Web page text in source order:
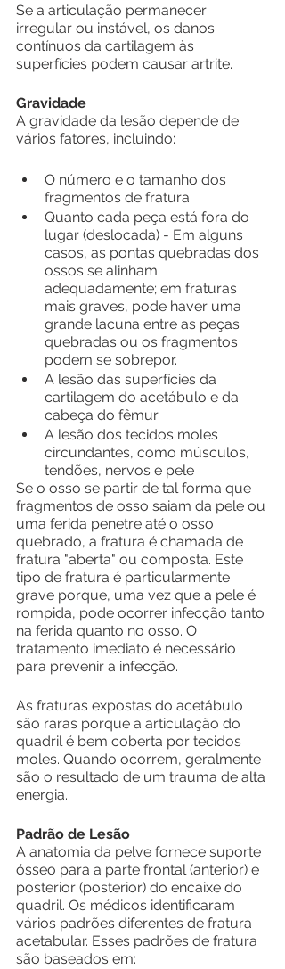
Se a articulação permanecer
irregular ou instável, os danos
contínuos da cartilagem às
superfícies podem causar artrite.
Gravidade
A gravidade da lesão depende de
vários fatores, incluindo:
O número e o tamanho dos
fragmentos de fratura
Quanto cada peça está fora do
lugar (deslocada) - Em alguns
casos, as pontas quebradas dos
ossos se alinham
adequadamente; em fraturas
mais graves, pode haver uma
grande lacuna entre as peças
quebradas ou os fragmentos
podem se sobrepor.
A lesão das superfícies da
cartilagem do acetábulo e da
cabeça do fêmur
A lesão dos tecidos moles
circundantes, como músculos,
tendões, nervos e pele
Se o osso se partir de tal forma que
fragmentos de osso saiam da pele ou
uma ferida penetre até o osso
quebrado, a fratura é chamada de
fratura "aberta" ou composta. Este
tipo de fratura é particularmente
grave porque, uma vez que a pele é
rompida, pode ocorrer infecção tanto
na ferida quanto no osso. O
tratamento imediato é necessário
para prevenir a infecção.
As fraturas expostas do acetábulo
são raras porque a articulação do
quadril é bem coberta por tecidos
moles. Quando ocorrem, geralmente
são o resultado de um trauma de alta
energia.
Padrão de Lesão
A anatomia da pelve fornece suporte
ósseo para a parte frontal (anterior) e
posterior (posterior) do encaixe do
quadril. Os médicos identificaram
vários padrões diferentes de fratura
acetabular. Esses padrões de fratura
são baseados em: